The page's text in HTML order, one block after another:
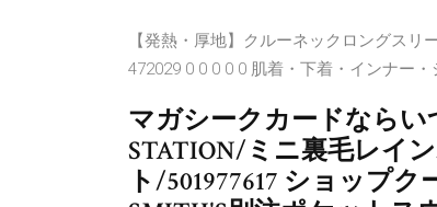
【発熱・厚地】クルーネックロングスリ
472029 0 0 0 0 0 肌着・下着・インナー
マガシークカードならい
STATION/ミニ裏毛レイ
ト/501977617 ショップ